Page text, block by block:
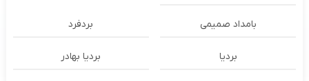
بامداد صمیمی بردفرد
بردیا بردیا بهادر